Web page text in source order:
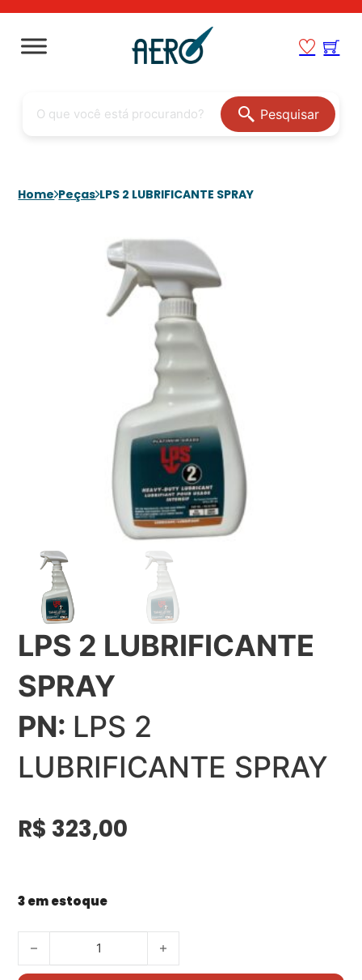
Pesquisar
Home Peças LPS 2 LUBRIFICANTE SPRAY
LPS 2 LUBRIFICANTE
SPRAY
PN: LPS 2
LUBRIFICANTE SPRAY
R$ 323,00
3 em estoque
LPS 2 LUBRIFICANTE SPRAY quantidade